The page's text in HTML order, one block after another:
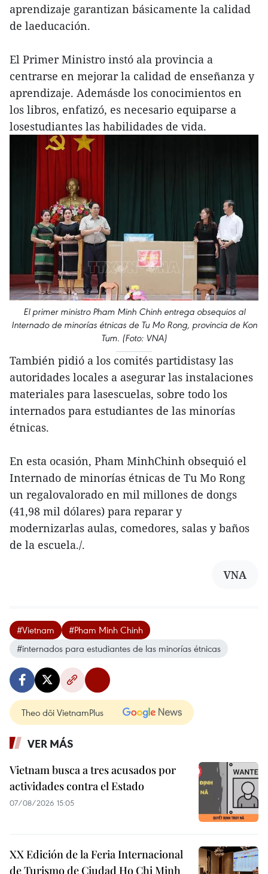
aprendizaje garantizan básicamente la calidad
de laeducación.
El Primer Ministro instó ala provincia a
centrarse en mejorar la calidad de enseñanza y
aprendizaje. Ademásde los conocimientos en
los libros, enfatizó, es necesario equiparse a
losestudiantes las habilidades de vida.
El primer ministro Pham Minh Chinh entrega obsequios al
Internado de minorías étnicas de Tu Mo Rong, provincia de Kon
Tum. (Foto: VNA)
También pidió a los comités partidistasy las
autoridades locales a asegurar las instalaciones
materiales para lasescuelas, sobre todo los
internados para estudiantes de las minorías
étnicas.
En esta ocasión, Pham MinhChinh obsequió el
Internado de minorías étnicas de Tu Mo Rong
un regalovalorado en mil millones de dongs
(41,98 mil dólares) para reparar y
modernizarlas aulas, comedores, salas y baños
de la escuela./.
VNA
#Vietnam
#Pham Minh Chinh
#internados para estudiantes de las minorías étnicas
Theo dõi VietnamPlus
VER MÁS
Vietnam busca a tres acusados por
actividades contra el Estado
07/08/2026 15:05
XX Edición de la Feria Internacional
de Turismo de Ciudad Ho Chi Minh